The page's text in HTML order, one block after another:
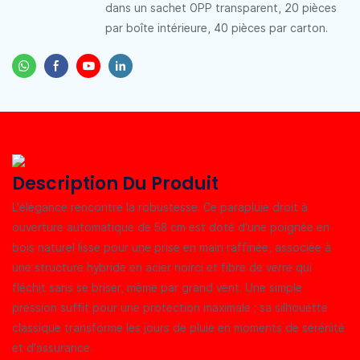
dans un sachet OPP transparent, 20 pièces
par boîte intérieure, 40 pièces par carton.
Description Du Produit
L'élégance rencontre la robustesse. Ce parapluie droit à
ouverture automatique de 58 cm est doté d'une poignée en
bois naturel lisse pour une prise en main raffinée, associée à
une structure hybride en acier noirci et fibre de verre qui
fléchit sans se briser, même par grand vent. Une simple
pression suffit pour une protection maximale ; sa silhouette
classique transforme les jours de pluie en moments de sérénité
et d'assurance.